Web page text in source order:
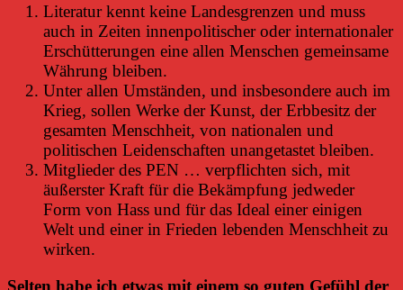
Literatur kennt keine Landesgrenzen und muss
auch in Zeiten innenpolitischer oder internationaler
Erschütterungen eine allen Menschen gemeinsame
Währung bleiben.
Unter allen Umständen, und insbesondere auch im
Krieg, sollen Werke der Kunst, der Erbbesitz der
gesamten Menschheit, von nationalen und
politischen Leidenschaften unangetastet bleiben.
Mitglieder des PEN … verpflichten sich, mit
äußerster Kraft für die Bekämpfung jedweder
Form von Hass und für das Ideal einer einigen
Welt und einer in Frieden lebenden Menschheit zu
wirken.
Selten habe ich etwas mit einem so guten Gefühl der